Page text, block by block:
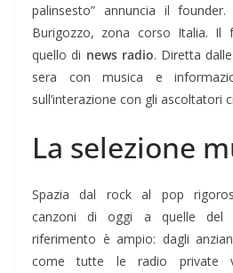
palinsesto” annuncia il
Burigozzo, zona corso Italia. Il
quello di news radio. Diretta
sera con musica e
sull’interazione con gli ascoltatori
La selezione
Spazia dal rock al pop
canzoni di oggi a quelle del
riferimento è ampio: dagli
come tutte le radio private